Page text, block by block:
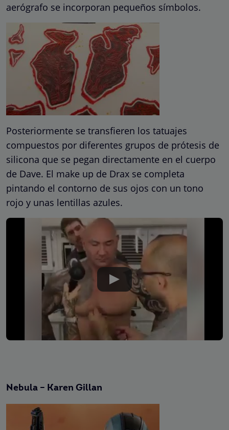
aerógrafo se incorporan pequeños símbolos.
Posteriormente se transfieren los tatuajes
compuestos por diferentes grupos de prótesis de
silicona que se pegan directamente en el cuerpo
de Dave. El make up de Drax se completa
pintando el contorno de sus ojos con un tono
rojo y unas lentillas azules.
Nebula – Karen Gillan